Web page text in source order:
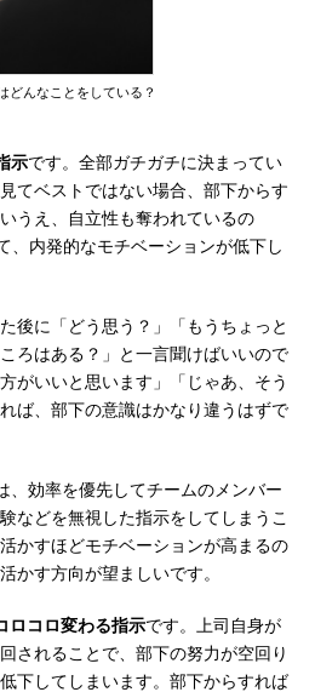
どんなことをしている？
示です。全部ガチガチに決まってい
てベストではない場合、部下からす
うえ、自立性も奪われているの
、内発的なモチベーションが低下し
後に「どう思う？」「もうちょっと
ろはある？」と一言聞けばいいので
がいいと思います」「じゃあ、そう
ば、部下の意識はかなり違うはずで
、効率を優先してチームのメンバー
などを無視した指示をしてしまうこ
かすほどモチベーションが高まるの
かす方向が望ましいです。
ロコロ変わる指示です。上司自身が
されることで、部下の努力が空回り
下してしまいます。部下からすれば